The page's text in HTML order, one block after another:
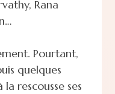
Rana
Pourtant,
quelques
rescousse ses